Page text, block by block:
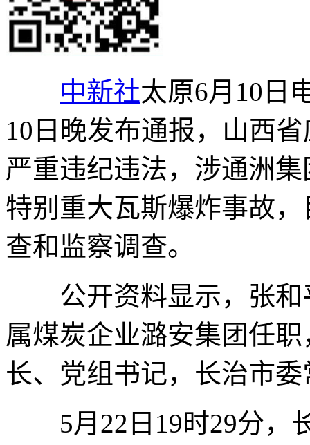
中新社太原6月10日
10日晚发布通报，山西
严重违纪违法，涉通洲集
特别重大瓦斯爆炸事故
查和监察调查。
公开资料显示，张和
属煤炭企业潞安集团任
长、党组书记，长治市
5月22日19时29分，